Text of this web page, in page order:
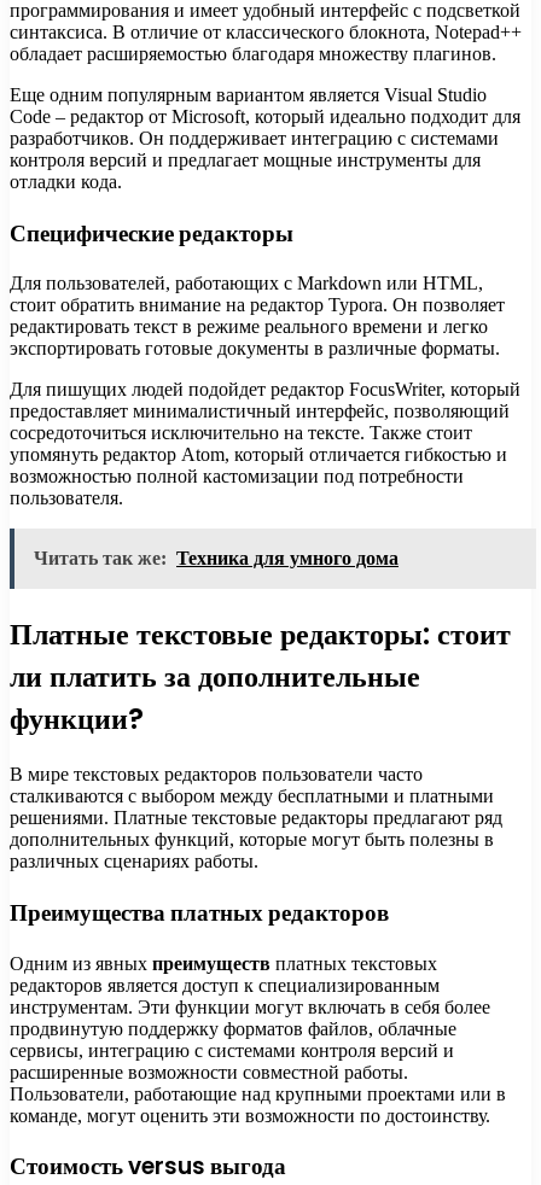
программирования и имеет удобный интерфейс с подсветкой
синтаксиса. В отличие от классического блокнота, Notepad++
обладает расширяемостью благодаря множеству плагинов.
Еще одним популярным вариантом является Visual Studio
Code – редактор от Microsoft, который идеально подходит для
разработчиков. Он поддерживает интеграцию с системами
контроля версий и предлагает мощные инструменты для
отладки кода.
Специфические редакторы
Для пользователей, работающих с Markdown или HTML,
стоит обратить внимание на редактор Typora. Он позволяет
редактировать текст в режиме реального времени и легко
экспортировать готовые документы в различные форматы.
Для пишущих людей подойдет редактор FocusWriter, который
предоставляет минималистичный интерфейс, позволяющий
сосредоточиться исключительно на тексте. Также стоит
упомянуть редактор Atom, который отличается гибкостью и
возможностью полной кастомизации под потребности
пользователя.
Читать так же: Техника для умного дома
Платные текстовые редакторы: стоит
ли платить за дополнительные
функции?
В мире текстовых редакторов пользователи часто
сталкиваются с выбором между бесплатными и платными
решениями. Платные текстовые редакторы предлагают ряд
дополнительных функций, которые могут быть полезны в
различных сценариях работы.
Преимущества платных редакторов
Одним из явных преимуществ платных текстовых
редакторов является доступ к специализированным
инструментам. Эти функции могут включать в себя более
продвинутую поддержку форматов файлов, облачные
сервисы, интеграцию с системами контроля версий и
расширенные возможности совместной работы.
Пользователи, работающие над крупными проектами или в
команде, могут оценить эти возможности по достоинству.
Стоимость versus выгода